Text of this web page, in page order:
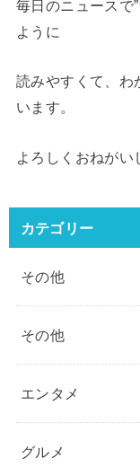
毎日のニュースで
ように
読みやすくて、わ
います。
よろしくおねが
カテゴリー
その他
その他
エンタメ
グルメ